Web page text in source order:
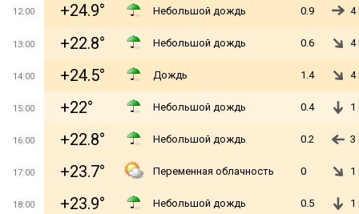
12:00 +24.9° Небольшой дождь 0.9 4
13:00 +22.8° Небольшой дождь 0.6 4
14:00 +24.5° Дождь 1.4 4
15:00 +22° Небольшой дождь 0.4 1
16:00 +22.8° Небольшой дождь 0.2 3
17:00 +23.7° Переменная облачность 0 1
18:00 +23.9° Небольшой дождь 0.5 1